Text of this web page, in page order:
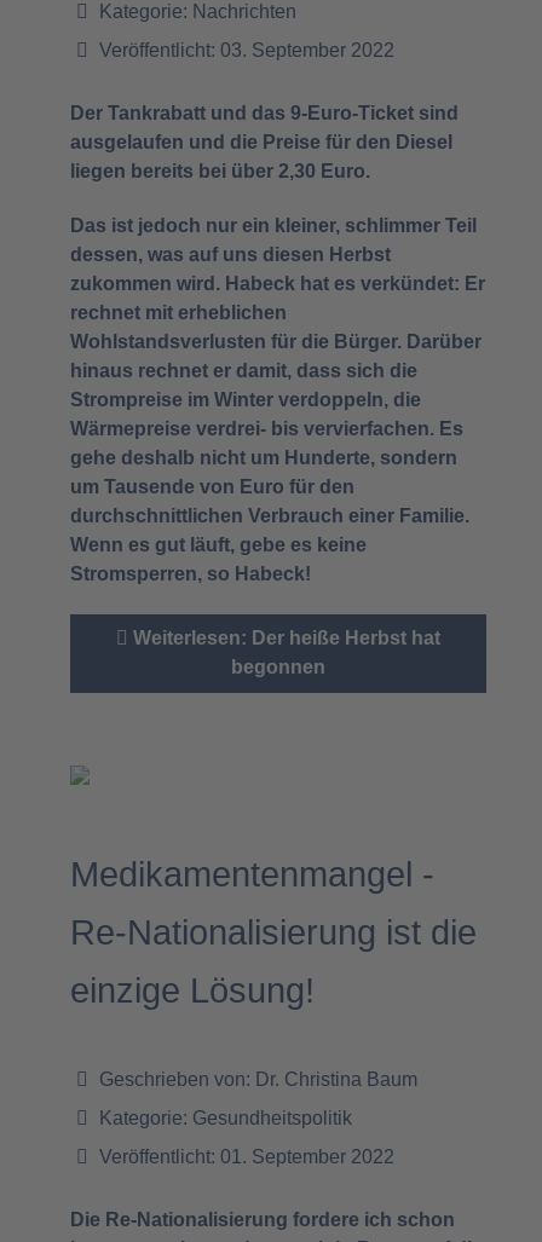
Kategorie: Nachrichten
Veröffentlicht: 03. September 2022
Der Tankrabatt und das 9-Euro-Ticket sind
ausgelaufen und die Preise für den Diesel
liegen bereits bei über 2,30 Euro.
Das ist jedoch nur ein kleiner, schlimmer Teil
dessen, was auf uns diesen Herbst
zukommen wird. Habeck hat es verkündet: Er
rechnet mit erheblichen
Wohlstandsverlusten für die Bürger. Darüber
hinaus rechnet er damit, dass sich die
Strompreise im Winter verdoppeln, die
Wärmepreise verdrei- bis vervierfachen. Es
gehe deshalb nicht um Hunderte, sondern
um Tausende von Euro für den
durchschnittlichen Verbrauch einer Familie.
Wenn es gut läuft, gebe es keine
Stromsperren, so Habeck!
Weiterlesen: Der heiße Herbst hat
begonnen
Medikamentenmangel -
Re-Nationalisierung ist die
einzige Lösung!
Geschrieben von: Dr. Christina Baum
Kategorie: Gesundheitspolitik
Veröffentlicht: 01. September 2022
Die Re-Nationalisierung fordere ich schon